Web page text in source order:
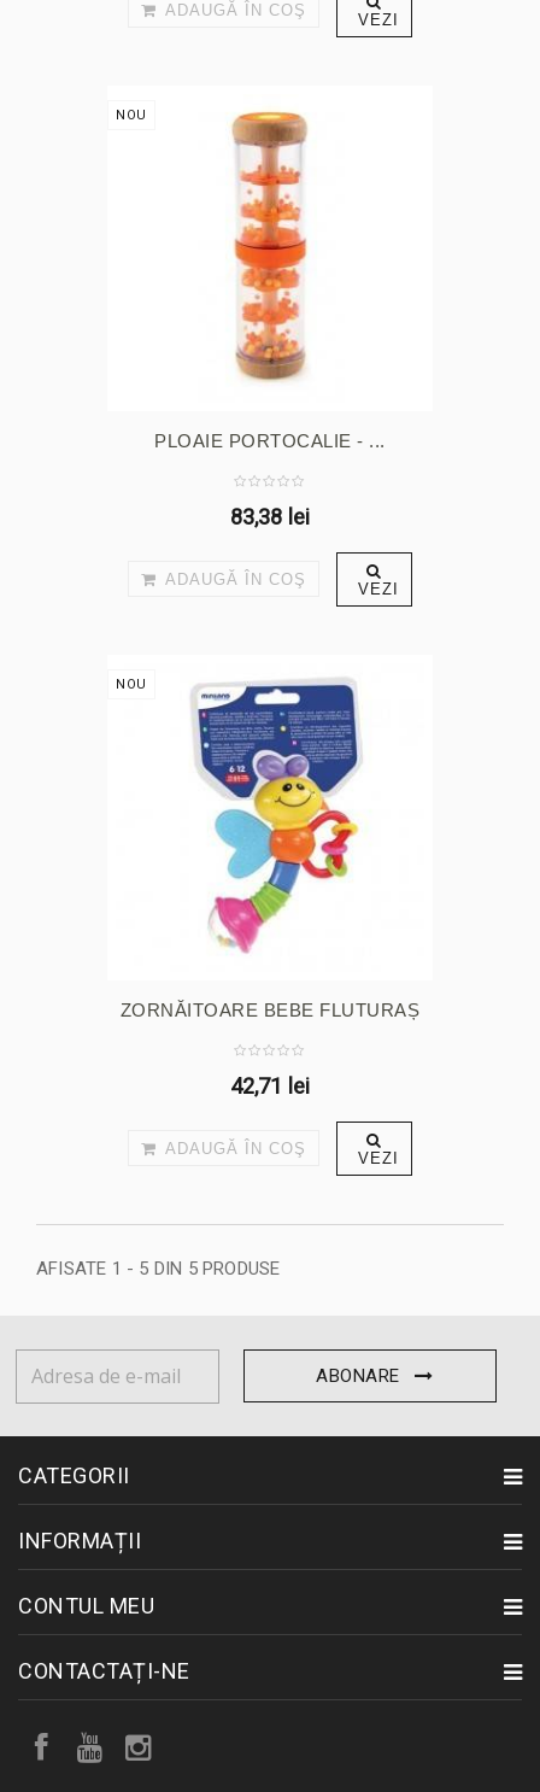
ADAUGĂ ÎN COŞ VEZI
NOU
PLOAIE PORTOCALIE - ...
83,38 lei
ADAUGĂ ÎN COŞ VEZI
NOU
ZORNĂITOARE BEBE FLUTURAȘ
42,71 lei
ADAUGĂ ÎN COŞ VEZI
AFISATE 1 - 5 DIN 5 PRODUSE
ABONARE
CATEGORII
INFORMAȚII
CONTUL MEU
CONTACTAȚI-NE